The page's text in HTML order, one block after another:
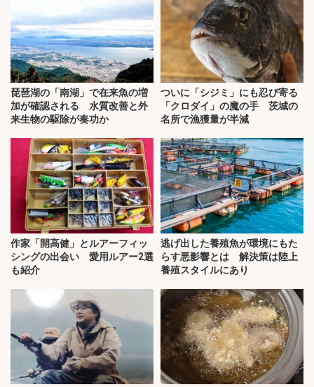
琵琶湖の「南湖」で在来魚の増
加が確認される 水質改善と外
来生物の駆除が奏功か
ついに「シジミ」にも忍び寄る
「クロダイ」の魔の手 茨城の
名所で漁獲量が半減
作家「開高健」とルアーフィッ
シングの出会い 愛用ルアー2選
も紹介
逃げ出した養殖魚が環境にもた
らす悪影響とは 解決策は陸上
養殖スタイルにあり